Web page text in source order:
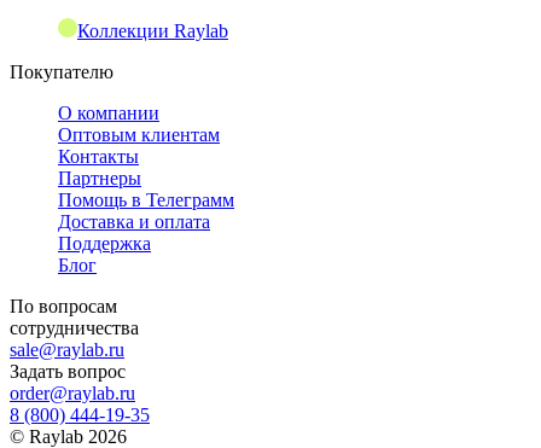
Коллекции Raylab
Покупателю
О компании
Оптовым клиентам
Контакты
Партнеры
Помощь в Телеграмм
Доставка и оплата
Поддержка
Блог
По вопросам
сотрудничества
sale@raylab.ru
Задать вопрос
order@raylab.ru
8 (800) 444-19-35
© Raylab 2026